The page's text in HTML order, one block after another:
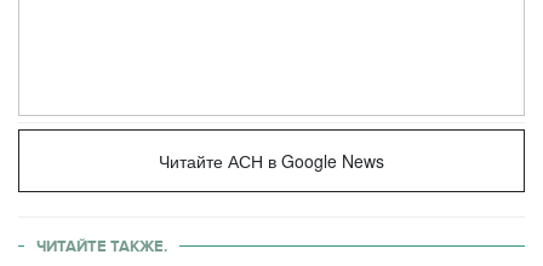
Читайте АСН в Google News
ЧИТАЙТЕ ТАКЖЕ.